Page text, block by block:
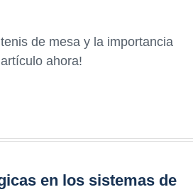
de mesa y la importancia
ahora!
en los sistemas de